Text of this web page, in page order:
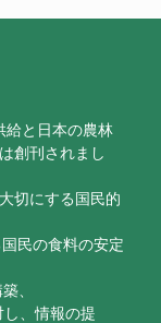
給と日本の農林
創刊されまし
切にする国民的
民の食料の安定
、
、情報の提